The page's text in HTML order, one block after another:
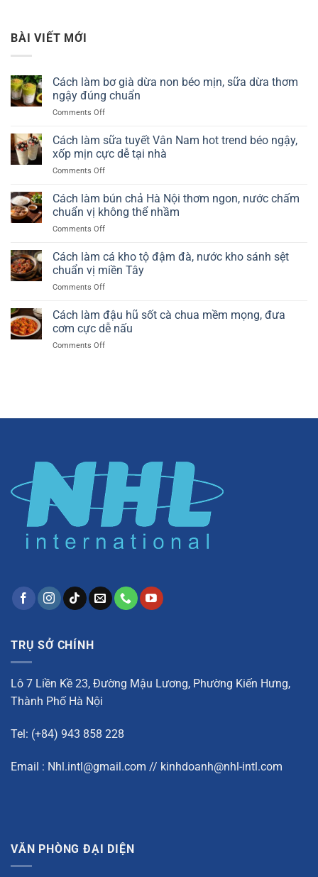
BÀI VIẾT MỚI
Cách làm bơ già dừa non béo mịn, sữa dừa thơm
ngậy đúng chuẩn
Comments Offon
làm
già
dừa
béo
mịn,
ngậy
đúng
Cách làm sữa tuyết Vân Nam hot trend béo ngậy,
xốp mịn cực dễ tại nhà
Comments Offon
làm
sữa
tuyết
Vân
hot
trend
mịn
cực
Cách làm bún chả Hà Nội thơm ngon, nước chấm
chuẩn vị không thể nhầm
Comments Offon
làm
bún
chả
Hà
thơm
ngon,
Cách làm cá kho tộ đậm đà, nước kho sánh sệt
chuẩn vị miền Tây
Comments Offon
làm
cá
kho
tộ
sệt
Tây
Cách làm đậu hũ sốt cà chua mềm mọng, đưa
cơm cực dễ nấu
Comments Offon
cà
đưa
cơm
cực
dễ
TRỤ SỞ CHÍNH
Lô 7 Liền Kề 23, Đường Mậu Lương, Phường Kiến Hưng,
Thành Phố Hà Nội
Tel: (+84) 943 858 228
Email : Nhl.intl@gmail.com // kinhdoanh@nhl-intl.com
VĂN PHÒNG ĐẠI DIỆN